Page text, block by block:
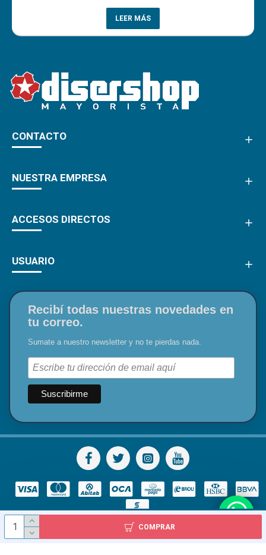
COMPRAR
LEER MÁS
CONTACTO
NUESTRA EMPRESA
ACCESOS DIRECTOS
USUARIO
Recibí todas nuestras novedades en
tu correo.
Sumate a nuestro newsletter y no te pierdas nada.